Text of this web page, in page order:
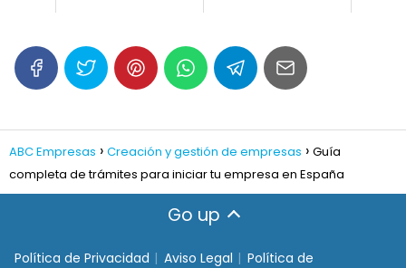
ABC Empresas Creación y gestión de empresas
Guía
completa de trámites para iniciar tu empresa en España
Go up
Política de Privacidad Aviso Legal Política de